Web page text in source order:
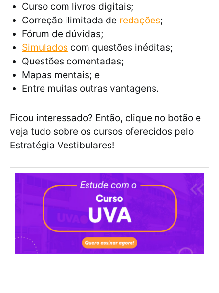
Curso com livros digitais;
Correção ilimitada de redações;
Fórum de dúvidas;
Simulados com questões inéditas;
Questões comentadas;
Mapas mentais; e
Entre muitas outras vantagens.
Ficou interessado? Então, clique no botão e
veja tudo sobre os cursos oferecidos pelo
Estratégia Vestibulares!